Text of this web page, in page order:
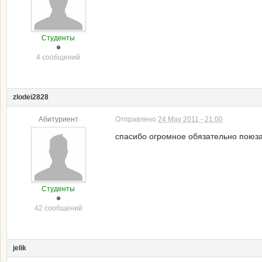
Студенты
4 сообщений
zlodei2828
Абитуриент
Студенты
42 сообщений
Отправлено 24 May 2011 - 21:00
спасибо огромное обязательно
jelik